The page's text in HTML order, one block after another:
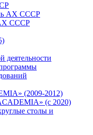
АХ СССР
АХ СССР
деятельности
(2009-2012)
(с 2020)
столы и